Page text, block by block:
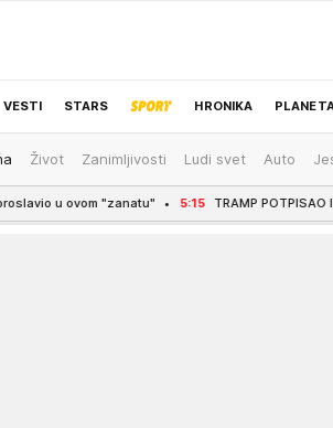
VESTI STARS HRONIKA
REGION NEWS IZBOR UREDNIKA
Život Zanimljivosti Ludi svet Auto
5:15 TRAMP POTPISAO IZVRŠNU NAREDBU!